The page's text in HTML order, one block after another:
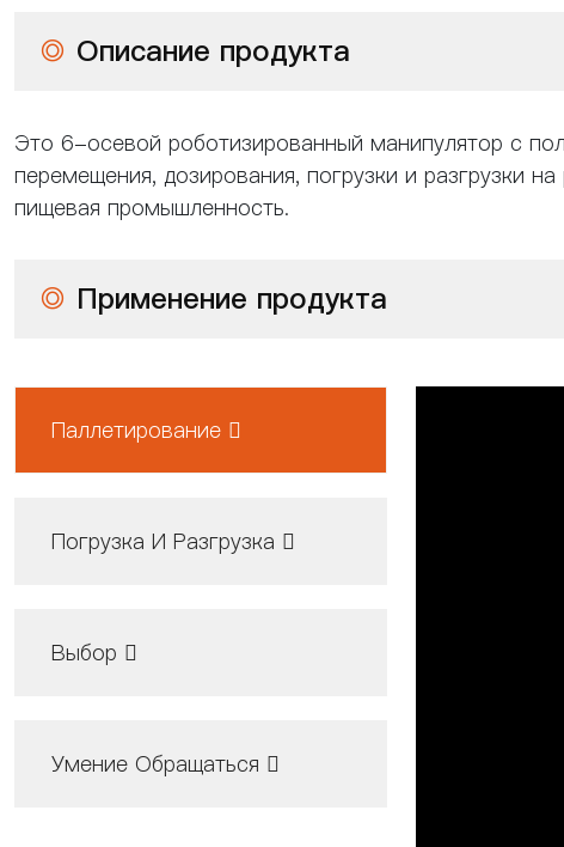
◎ Описание продукта
Это 6-осевой роботизированный манипулятор с
перемещения, дозирования, погрузки и разгрузки
пищевая промышленность.
◎ Применение продукта
Паллетирование 
Погрузка И Разгрузка 
Выбор 
Умение Обращаться 